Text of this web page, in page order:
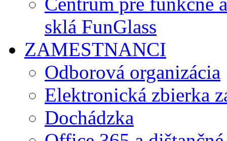
sklá FunGlass
ZAMESTNANCI
Odborová organizácia
Elektronická zbierka
Dochádzka